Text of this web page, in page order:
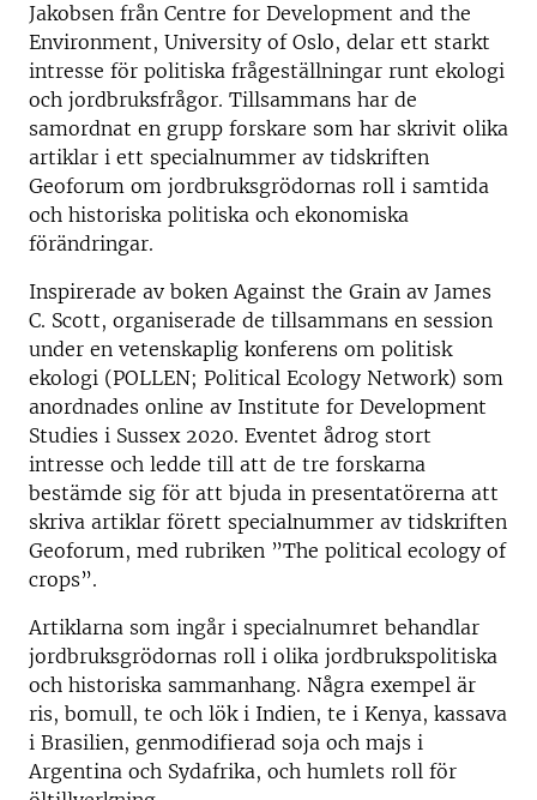
Jakobsen från Centre for Development and the
Environment, University of Oslo, delar ett starkt
intresse för politiska frågeställningar runt ekologi
och jordbruksfrågor. Tillsammans har de
samordnat en grupp forskare som har skrivit olika
artiklar i ett specialnummer av tidskriften
Geoforum om jordbruksgrödornas roll i samtida
och historiska politiska och ekonomiska
förändringar.
Inspirerade av boken Against the Grain av James
C. Scott, organiserade de tillsammans en session
under en vetenskaplig konferens om politisk
ekologi (POLLEN; Political Ecology Network) som
anordnades online av Institute for Development
Studies i Sussex 2020. Eventet ådrog stort
intresse och ledde till att de tre forskarna
bestämde sig för att bjuda in presentatörerna att
skriva artiklar förett specialnummer av tidskriften
Geoforum, med rubriken ”The political ecology of
crops”.
Artiklarna som ingår i specialnumret behandlar
jordbruksgrödornas roll i olika jordbrukspolitiska
och historiska sammanhang. Några exempel är
ris, bomull, te och lök i Indien, te i Kenya, kassava
i Brasilien, genmodifierad soja och majs i
Argentina och Sydafrika, och humlets roll för